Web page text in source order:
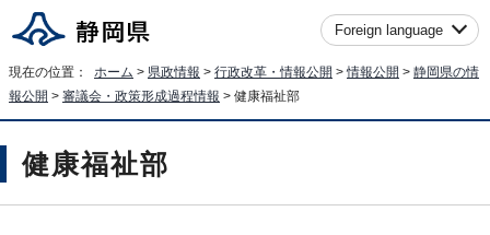
Foreign language
現在の位置： ホーム > 県政情報 > 行政改革・情報公開 >情報公開 > 静岡県の情
報公開 > 審議会・政策形成過程情報 > 健康福祉部
健康福祉部